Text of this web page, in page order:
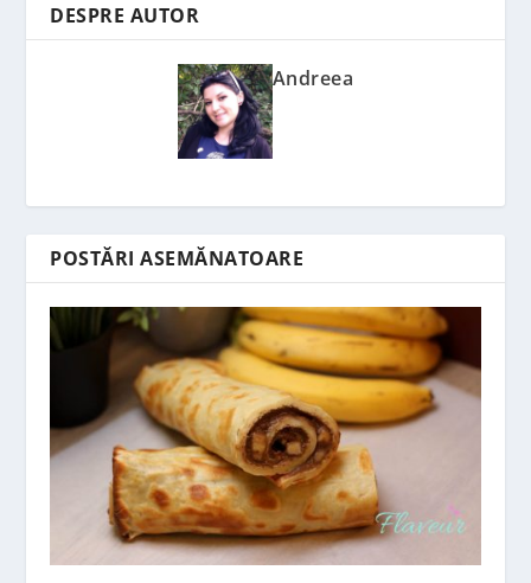
DESPRE AUTOR
Andreea
POSTĂRI ASEMĂNATOARE